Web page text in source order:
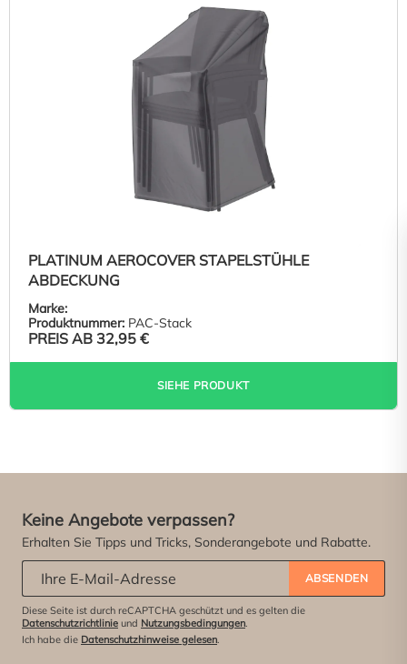
PLATINUM AEROCOVER STAPELSTÜHLE
ABDECKUNG
Marke:
Produktnummer: PAC-Stack
PREIS AB 32,95 €
SIEHE PRODUKT
Keine Angebote verpassen?
Erhalten Sie Tipps und Tricks, Sonderangebote und Rabatte.
ABSENDEN
Diese Seite ist durch reCAPTCHA geschützt und es gelten die
Datenschutzrichtlinie und Nutzungsbedingungen.
Ich habe die Datenschutzhinweise gelesen.